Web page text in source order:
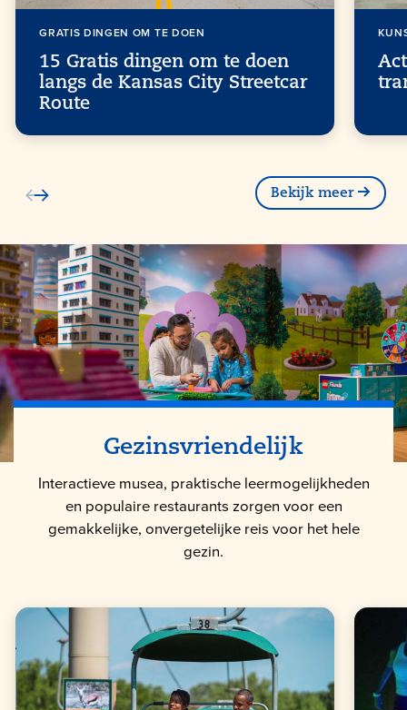
GRATIS DINGEN OM TE DOEN
15 Gratis dingen om te doen
langs de Kansas City Streetcar
Route
Bekijk meer
Gezinsvriendelijk
Interactieve musea, praktische leermogelijkheden
en populaire restaurants zorgen voor een
gemakkelijke, onvergetelijke reis voor het hele
gezin.